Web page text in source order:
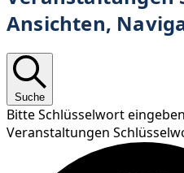
Ansichten,
Suche
Bitte Schlüsselwort
Veranstaltungen